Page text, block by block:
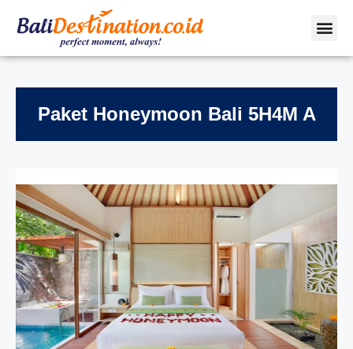
Paket Honeymoon Bali 5H4M A